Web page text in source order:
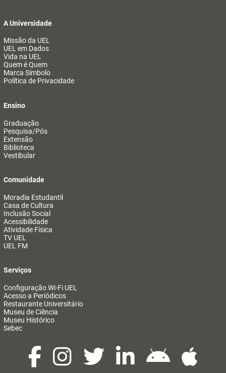
A Universidade
Missão da UEL
UEL em Dados
Vida na UEL
Quem é Quem
Marca Símbolo
Política de Privacidade
Ensino
Graduação
Pesquisa/Pós
Extensão
Biblioteca
Vestibular
Comunidade
Moradia Estudantil
Casa de Cultura
Inclusão Social
Acessibilidade
Atividade Física
TV UEL
UEL FM
Serviços
Configuração Wi-Fi UEL
Acesso a Periódicos
Restaurante Universitário
Museu de Ciência
Museu Histórico
Sebec